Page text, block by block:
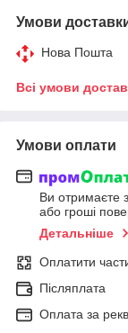
Умови
Нова Пошта
Всі умови
Умови оплати
Ви отримаєте
або гроші
Детальніше
Оплатити
Післяплата
Оплата за